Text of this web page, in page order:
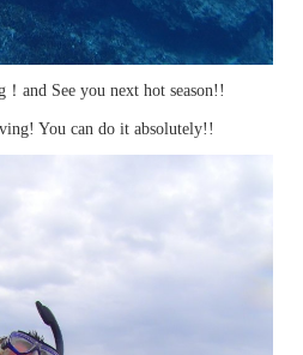
and See you next hot season!!
You can do it absolutely!!